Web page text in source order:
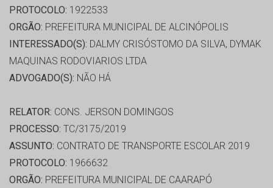
PROTOCOLO: 1922533
ORGÃO: PREFEITURA MUNICIPAL DE ALCINÓPOLIS
INTERESSADO(S): DALMY CRISÓSTOMO DA SILVA, DYMAK
MAQUINAS RODOVIARIOS LTDA
ADVOGADO(S): NÃO HÁ
RELATOR: CONS. JERSON DOMINGOS
PROCESSO: TC/3175/2019
ASSUNTO: CONTRATO DE TRANSPORTE ESCOLAR 2019
PROTOCOLO: 1966632
ORGÃO: PREFEITURA MUNICIPAL DE CAARAPÓ